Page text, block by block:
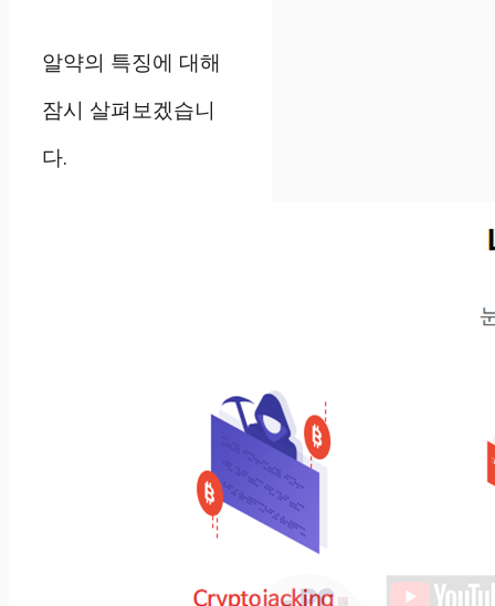
알약의 특징에 대해
잠시 살펴보겠습니
다.